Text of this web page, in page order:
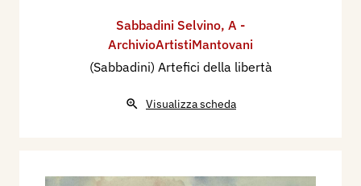
Sabbadini Selvino, A -
ArchivioArtistiMantovani
(Sabbadini) Artefici della libertà
Visualizza scheda